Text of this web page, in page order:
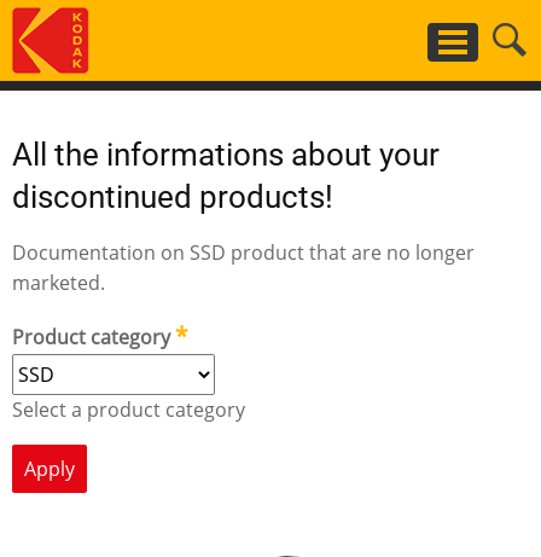
Salta
contenuto
All the informations about your
discontinued products!
Documentation on SSD product that are no longer
marketed.
Product category
Select a product category